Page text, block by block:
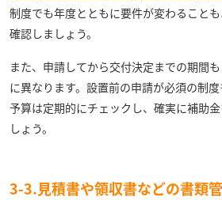
制度でも年度とともに要件が変わること
確認しましょう。
また、申請してから交付決定までの期間
に異なります。設置前の申請が必須の制
予算は定期的にチェックし、確実に補助
しょう。
3-3.見積書や領収書などの書類